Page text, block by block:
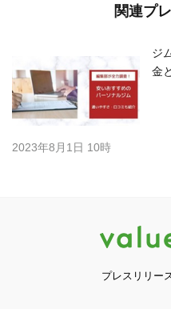
関連プ
ジ
金
2023年8月1日 10時
プレスリリー